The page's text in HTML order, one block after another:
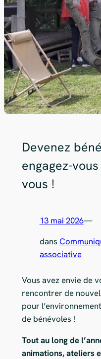
Devenez
engagez-
vous !
13 mai 2026—
dans
associative
Vous avez envie de
rencontrer de
pour
de bénévoles !
Tout au long de
animations, ateliers